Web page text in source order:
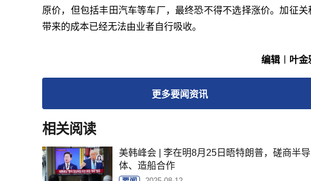
原价，但包括丰田汽车等车厂，最终恐不得不选择涨价。加征关
带来的成本已经无法由业者自行吸收。
编辑︱叶金
更多要闻资讯
相关阅读
美韩峰会 | 李在明8月25日晤特朗普，磋商半导
体、造船合作